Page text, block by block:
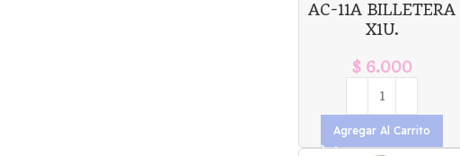
AC-11A BILLETERA
X1U.
$6.000
Agregar Al Carrito